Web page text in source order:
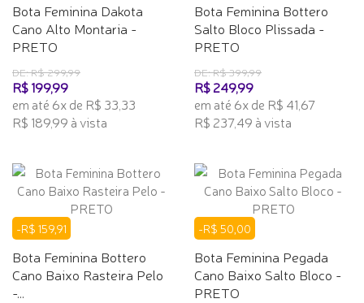
Bota Feminina Dakota
Cano Alto Montaria -
PRETO
DE: R$ 299,99
R$ 199,99
em até 6x de R$ 33,33
R$ 189,99 à vista
Bota Feminina Bottero
Salto Bloco Plissada -
PRETO
DE: R$ 399,99
R$ 249,99
em até 6x de R$ 41,67
R$ 237,49 à vista
-R$ 159,91
Bota Feminina Bottero
Cano Baixo Rasteira Pelo
-...
-R$ 50,00
Bota Feminina Pegada
Cano Baixo Salto Bloco -
PRETO